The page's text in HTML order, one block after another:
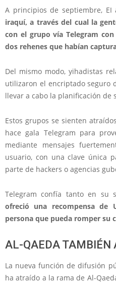
A principios de septiembre, EI
iraquí, a través del cual la
con el grupo vía Telegram
dos rehenes que habían
Del mismo modo, yihadistas
utilizaron el encriptado seguro
llevar a cabo la planificación de
Estos grupos se sienten
hace gala Telegram para
mediante mensajes
usuario, con una clave única
parte de hackers o agencias
Telegram confía tanto en su
ofreció una recompensa de
persona que pueda romper su
AL-QAEDA TAMBIÉN
La nueva función de difusión
ha atraído a la rama de Al-